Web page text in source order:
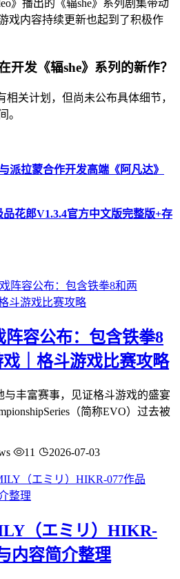
》播出的《辐she》系列剧集带动
戏内容持续更新也起到了积极作
开发《辐she》系列的新作？
相关计划，但尚未公布具体细节，
。
派拉蒙合作开发高端《阿凡达》
花郎V1.3.4官方中文版完整版+存
阵容公布：包含铁拳8
｜格斗游戏比赛攻略
与丰富赛事，见证格斗游戏的盛宴
（简称EVO）过去被
11 2026-07-03
（エミリ）HIKR-
内容简介整理